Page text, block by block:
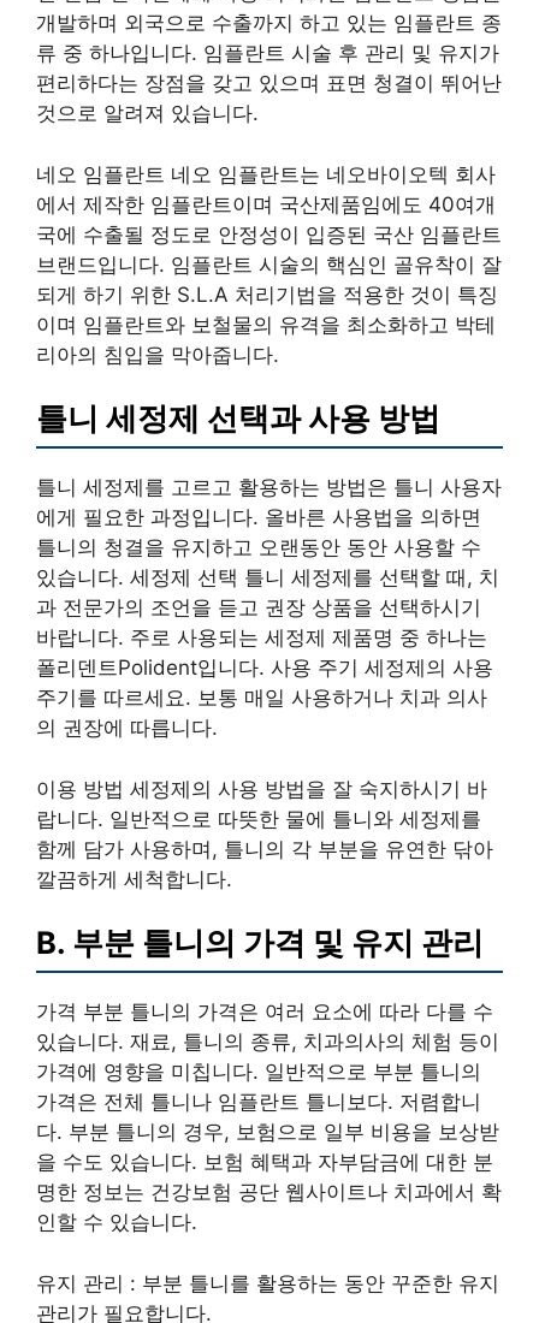
개발하며 외국으로 수출까지 하고 있는 임플란트 종
류 중 하나입니다. 임플란트 시술 후 관리 및 유지가
편리하다는 장점을 갖고 있으며 표면 청결이 뛰어난
것으로 알려져 있습니다.
네오 임플란트 네오 임플란트는 네오바이오텍 회사
에서 제작한 임플란트이며 국산제품임에도 40여개
국에 수출될 정도로 안정성이 입증된 국산 임플란트
브랜드입니다. 임플란트 시술의 핵심인 골유착이 잘
되게 하기 위한 S.L.A 처리기법을 적용한 것이 특징
이며 임플란트와 보철물의 유격을 최소화하고 박테
리아의 침입을 막아줍니다.
틀니 세정제 선택과 사용 방법
틀니 세정제를 고르고 활용하는 방법은 틀니 사용자
에게 필요한 과정입니다. 올바른 사용법을 의하면
틀니의 청결을 유지하고 오랜동안 동안 사용할 수
있습니다. 세정제 선택 틀니 세정제를 선택할 때, 치
과 전문가의 조언을 듣고 권장 상품을 선택하시기
바랍니다. 주로 사용되는 세정제 제품명 중 하나는
폴리덴트Polident입니다. 사용 주기 세정제의 사용
주기를 따르세요. 보통 매일 사용하거나 치과 의사
의 권장에 따릅니다.
이용 방법 세정제의 사용 방법을 잘 숙지하시기 바
랍니다. 일반적으로 따뜻한 물에 틀니와 세정제를
함께 담가 사용하며, 틀니의 각 부분을 유연한 닦아
깔끔하게 세척합니다.
B. 부분 틀니의 가격 및 유지 관리
가격 부분 틀니의 가격은 여러 요소에 따라 다를 수
있습니다. 재료, 틀니의 종류, 치과의사의 체험 등이
가격에 영향을 미칩니다. 일반적으로 부분 틀니의
가격은 전체 틀니나 임플란트 틀니보다. 저렴합니
다. 부분 틀니의 경우, 보험으로 일부 비용을 보상받
을 수도 있습니다. 보험 혜택과 자부담금에 대한 분
명한 정보는 건강보험 공단 웹사이트나 치과에서 확
인할 수 있습니다.
유지 관리 : 부분 틀니를 활용하는 동안 꾸준한 유지
관리가 필요합니다.